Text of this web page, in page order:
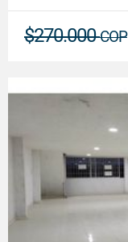
$270.000COP